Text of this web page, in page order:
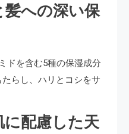
髪への深い保
ドを含む5種の保湿成分
らし、ハリとコシをサ
配慮した天